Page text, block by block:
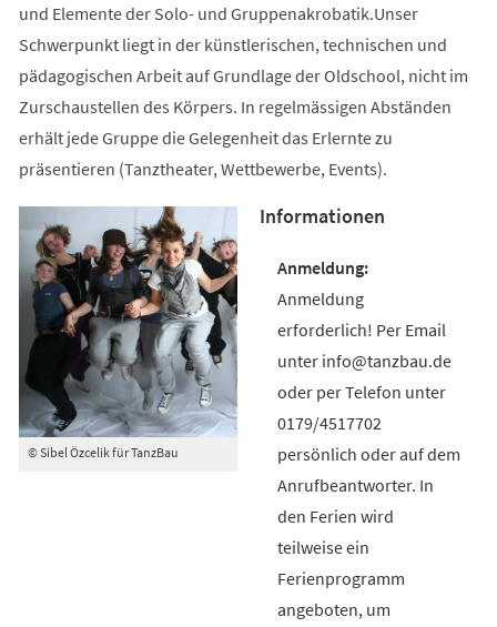
und Elemente der Solo- und Gruppenakrobatik.Unser
Schwerpunkt liegt in der künstlerischen, technischen und
pädagogischen Arbeit auf Grundlage der Oldschool, nicht im
Zurschaustellen des Körpers. In regelmässigen Abständen
erhält jede Gruppe die Gelegenheit das Erlernte zu
präsentieren (Tanztheater, Wettbewerbe, Events).
© Sibel Özcelik für TanzBau
Informationen
Anmeldung
erforderlich! Per Email
unter info@tanzbau.de
oder per Telefon unter
0179/4517702
persönlich oder auf dem
Anrufbeantworter. In
den Ferien wird
teilweise ein
Ferienprogramm
angeboten, um